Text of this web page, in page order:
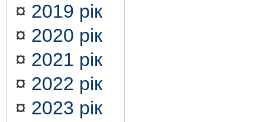
¤ 2019 рік
¤ 2020 рік
¤ 2021 рік
¤ 2022 рік
¤ 2023 рік